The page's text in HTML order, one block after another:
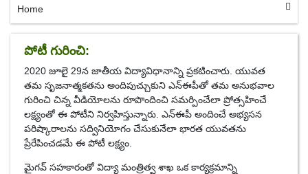
Home
పోటీ గురించి:
2020 జూలై 29న జాతీయ విద్యావిధానాన్ని ప్రకటించారు. యువత
తమ సృజనాత్మకతను అందిపుచ్చుకుని ఎన్ఈపీతో తమ అనుభవాల
గురించి చిన్న వీడియోలను రూపొందించి సమర్పించేలా ప్రోత్సహించే
లక్ష్యంతో ఈ పోటీని నిర్వహిస్తున్నారు. ఎన్ఈపీ అందించే అభ్యసన
పరిష్కారాలను సద్వినియోగం చేసుకునేలా భారత యువతను
ప్రేరేపించడమే ఈ పోటీ లక్ష్యం.
మైగవ్ సహకారంతో విద్యా మంత్రిత్వ శాఖ ఒక కార్యక్రమాన్ని